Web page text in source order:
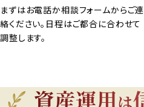
まずはお電話か相談フォームからご連
絡ください。日程はご都合に合わせて
調整します。